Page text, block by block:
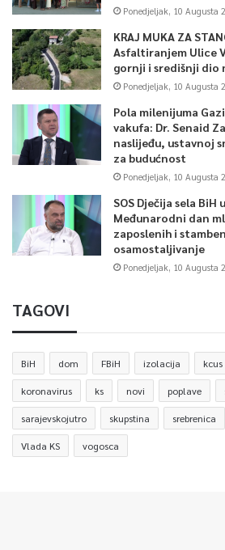
Ponedjeljak, 10 Augusta
KRAJ MUKA ZA
Asfaltiranjem Ulice
gornji i središnji dio
Ponedjeljak, 10 Augusta
Pola milenijuma
vakufa: Dr. Senaid
naslijeđu, ustavnoj
za budućnost
Ponedjeljak, 10 Augusta
SOS Dječija sela
Međunarodni dan
zaposlenih i
osamostaljivanje
Ponedjeljak, 10 Augusta
TAGOVI
BiH dom FBiH izolacija kcus
koronavirus ks novi poplave
sarajevskojutro skupstina srebrenica
Vlada KS vogosca